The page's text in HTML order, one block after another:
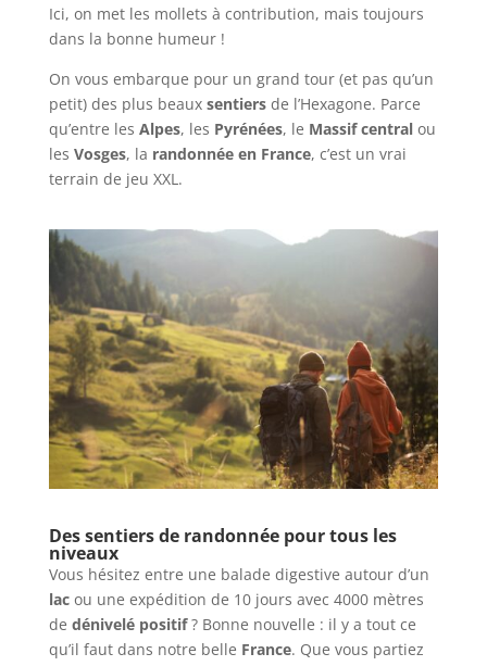
Ici, on met les mollets à contribution, mais toujours
dans la bonne humeur !
On vous embarque pour un grand tour (et pas qu’un
petit) des plus beaux sentiersde l’Hexagone. Parce
qu’entre les Alpes, les Pyrénées, le Massif centralou
les Vosges, la randonnée en France, c’est un vrai
terrain de jeu XXL.
Des sentiers de randonnée pour tous les
niveaux
Vous hésitez entre une balade digestive autour d’un
lacou une expédition de 10 jours avec 4000 mètres
de dénivelé positif? Bonne nouvelle : il y a tout ce
qu’il faut dans notre belle France. Que vous partiez